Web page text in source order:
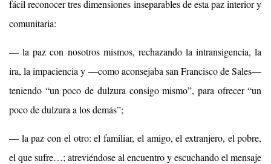
fácil reconocer tres dimensiones inseparables de esta paz interior y
comunitaria:
— la paz con nosotros mismos, rechazando la intransigencia, la
ira, la impaciencia y ―como aconsejaba san Francisco de Sales―
teniendo “un poco de dulzura consigo mismo”, para ofrecer “un
poco de dulzura a los demás”;
— la paz con el otro: el familiar, el amigo, el extranjero, el pobre,
el que sufre…; atreviéndose al encuentro y escuchando el mensaje